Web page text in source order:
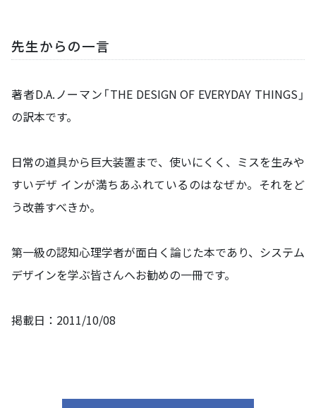
先生からの一言
著者D.A.ノーマン「THE DESIGN OF EVERYDAY THINGS」
の訳本です。
日常の道具から巨大装置まで、使いにくく、ミスを生みや
すいデザ インが満ちあふれているのはなぜか。それをど
う改善すべきか。
第一級の認知心理学者が面白く論じた本であり、システム
デザインを学ぶ皆さんへお勧めの一冊です。
掲載日：2011/10/08